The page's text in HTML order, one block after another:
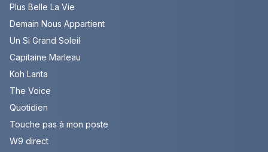
Plus Belle La Vie
Demain Nous Appartient
Un Si Grand Soleil
Capitaine Marleau
Koh Lanta
The Voice
Quotidien
Touche pas à mon poste
W9 direct